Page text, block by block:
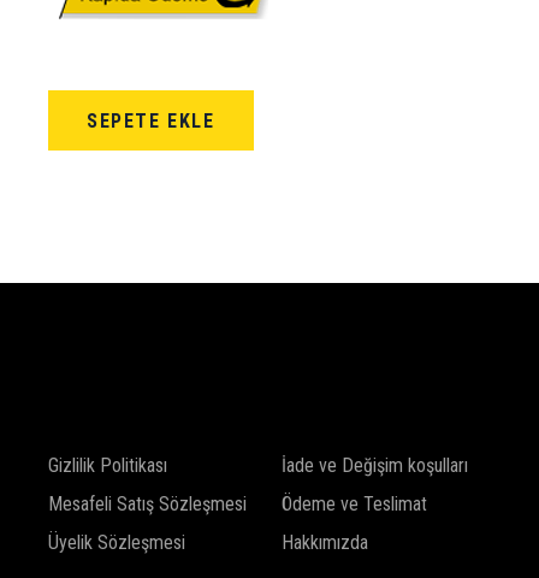
SEPETE EKLE
Gizlilik Politikası
İade ve Değişim koşulları
Mesafeli Satış Sözleşmesi
Ödeme ve Teslimat
Üyelik Sözleşmesi
Hakkımızda